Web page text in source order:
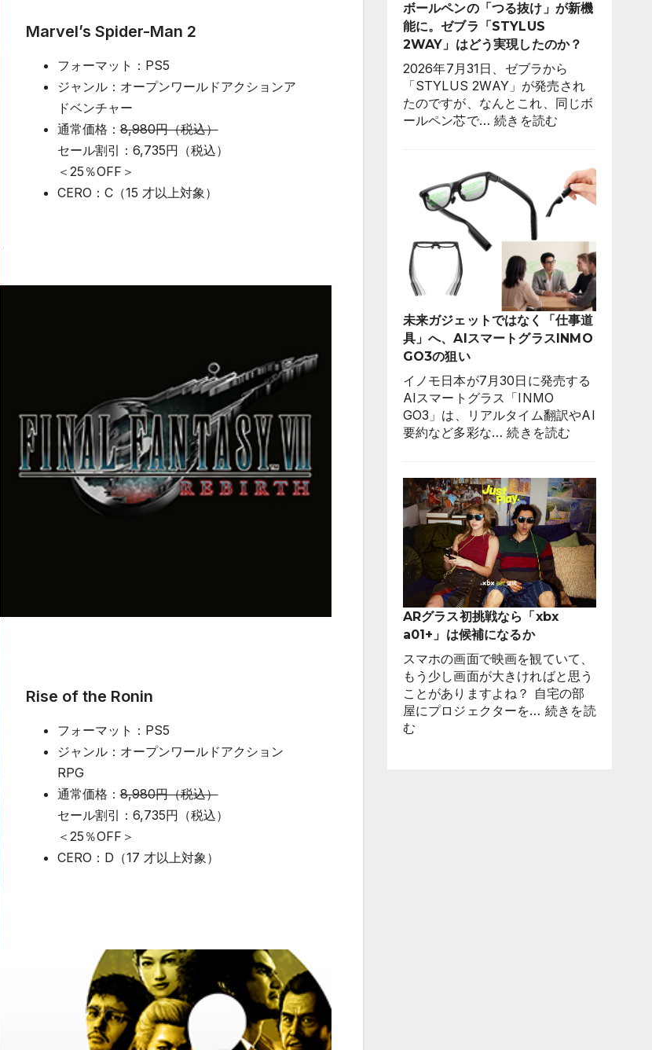
Marvel’s Spider-Man 2
フォーマット：PS5
ジャンル：オープンワールドアクションア
ドベンチャー
通常価格：8,980円（税込）
セール割引：6,735円（税込）
＜25％OFF＞
CERO：C（15 才以上対象）
Rise of the Ronin
フォーマット：PS5
ジャンル：オープンワールドアクション
RPG
通常価格：8,980円（税込）
セール割引：6,735円（税込）
＜25％OFF＞
CERO：D（17 才以上対象）
ボールペンの「つる抜け」が新機
能に。ゼブラ「STYLUS
2WAY」はどう実現したのか？
2026年7月31日、ゼブラから
「STYLUS 2WAY」が発売され
たのですが、なんとこれ、同じボ
ールペン芯で…続きを読む
ペ
ン
「つ
る
抜
け」
が
新
機
に。
ブ
ラ
は
ど
う
実
現
し
た
の
か？
未来ガジェットではなく「仕事道
具」へ、AIスマートグラスINMO
GO3の狙い
イノモ日本が7月30日に発売する
AIスマートグラス「INMO
GO3」は、リアルタイム翻訳やAI
要約など多彩な…続きを読む
ガ
ジ
ェ
ッ
ト
で
は
な
事
道
具」
へ、
ARグラス初挑戦なら「xbx
a01+」は候補になるか
スマホの画面で映画を観ていて、
もう少し画面が大きければと思う
ことがありますよね？ 自宅の部
屋にプロジェクターを… 続きを読
む: